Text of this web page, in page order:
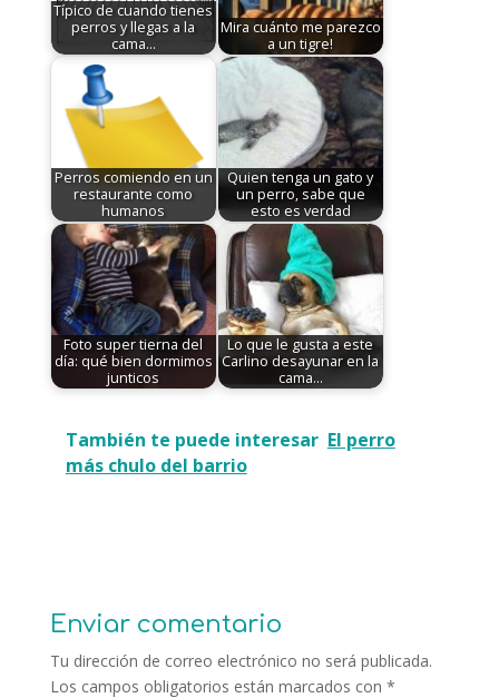
Típico de cuando tienes
perros y llegas a la
cama...
Mira cuánto me parezco
a un tigre!
Perros comiendo en un
restaurante como
humanos
Quien tenga un gato y
un perro, sabe que
esto es verdad
Foto super tierna del
día: qué bien dormimos
junticos
Lo que le gusta a este
Carlino desayunar en la
cama...
También te puede interesar El perro
más chulo del barrio
Enviar comentario
Tu dirección de correo electrónico no será publicada.
Los campos obligatorios están marcados con *